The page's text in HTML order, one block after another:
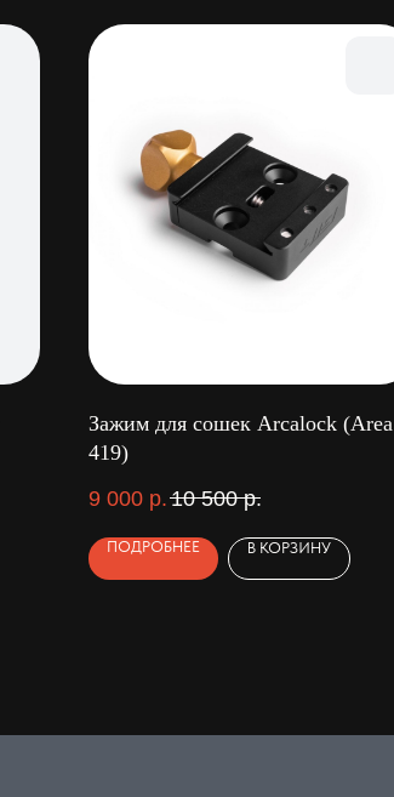
Зажим для сошек Arcalock (Area
419)
9 000 р. 10 500 р.
ПОДРОБНЕЕ В КОРЗИНУ